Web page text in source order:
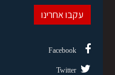
עקבו אחרינו
Facebook
Twitter